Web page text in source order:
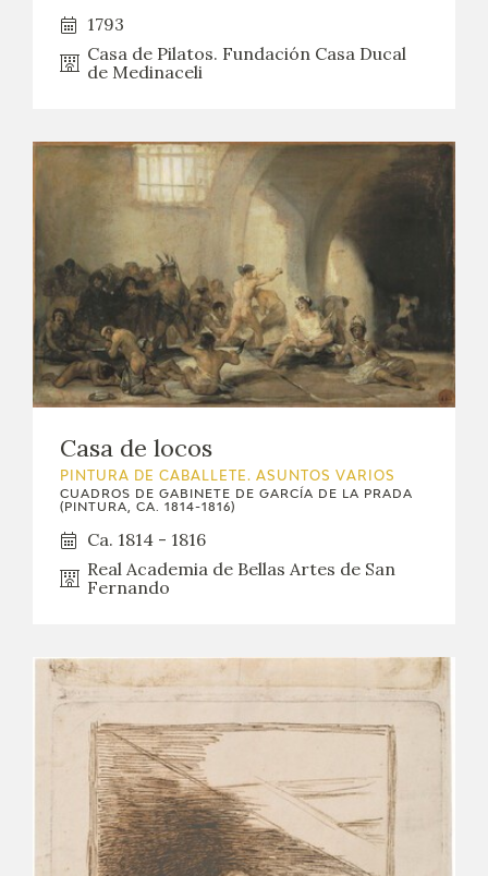
1793
Casa de Pilatos. Fundación Casa Ducal
de Medinaceli
Casa de locos
PINTURA DE CABALLETE. ASUNTOS VARIOS
CUADROS DE GABINETE DE GARCÍA DE LA PRADA
(PINTURA, CA. 1814-1816)
Ca. 1814 - 1816
Real Academia de Bellas Artes de San
Fernando